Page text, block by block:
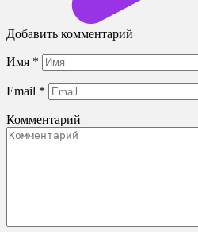
Добавить комментарий
Имя *
Email *
Комментарий